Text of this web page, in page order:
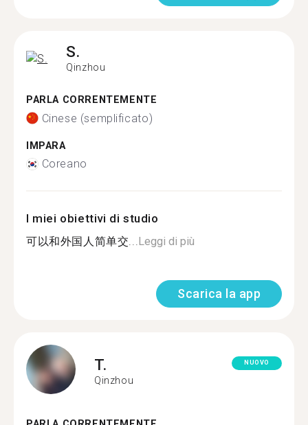
S.
Qinzhou
PARLA CORRENTEMENTE
Cinese (semplificato)
IMPARA
Coreano
I miei obiettivi di studio
可以和外国人简单交...Leggi di più
Scarica la app
T.
Qinzhou
NUOVO